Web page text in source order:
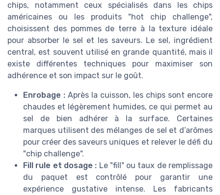
chips, notamment ceux spécialisés dans les chips
américaines ou les produits "hot chip challenge",
choisissent des pommes de terre à la texture idéale
pour absorber le sel et les saveurs. Le sel, ingrédient
central, est souvent utilisé en grande quantité, mais il
existe différentes techniques pour maximiser son
adhérence et son impact sur le goût.
Enrobage : Après la cuisson, les chips sont encore
chaudes et légèrement humides, ce qui permet au
sel de bien adhérer à la surface. Certaines
marques utilisent des mélanges de sel et d’arômes
pour créer des saveurs uniques et relever le défi du
"chip challenge".
Fill rule et dosage : Le "fill" ou taux de remplissage
du paquet est contrôlé pour garantir une
expérience gustative intense. Les fabricants